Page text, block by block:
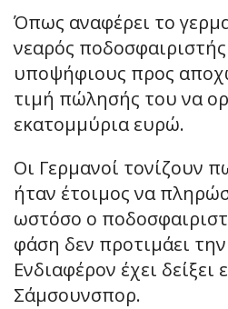
Όπως αναφέρει το
νεαρός
υποψήφιους προς
τιμή πώλησής του να
εκατομμύρια ευρώ.
Οι Γερμανοί τονίζουν
ήταν έτοιμος να
ωστόσο ο
φάση δεν προτιμάει
Ενδιαφέρον έχει δείξει
Σάμσουνσπορ.